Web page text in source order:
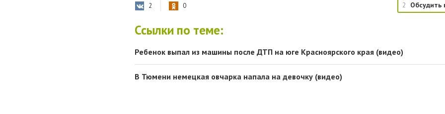
2 0 2 Обсудить
Ссылки по теме:
Ребенок выпал из машины после ДТП на юге Красноярского края (видео)
В Тюмени немецкая овчарка напала на девочку (видео)